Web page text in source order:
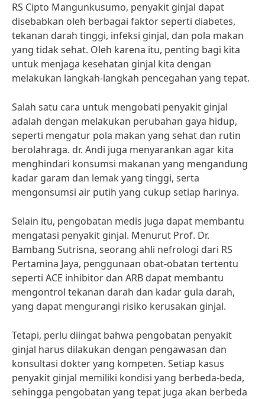
RS Cipto Mangunkusumo, penyakit ginjal dapat
disebabkan oleh berbagai faktor seperti diabetes,
tekanan darah tinggi, infeksi ginjal, dan pola makan
yang tidak sehat. Oleh karena itu, penting bagi kita
untuk menjaga kesehatan ginjal kita dengan
melakukan langkah-langkah pencegahan yang tepat.
Salah satu cara untuk mengobati penyakit ginjal
adalah dengan melakukan perubahan gaya hidup,
seperti mengatur pola makan yang sehat dan rutin
berolahraga. dr. Andi juga menyarankan agar kita
menghindari konsumsi makanan yang mengandung
kadar garam dan lemak yang tinggi, serta
mengonsumsi air putih yang cukup setiap harinya.
Selain itu, pengobatan medis juga dapat membantu
mengatasi penyakit ginjal. Menurut Prof. Dr.
Bambang Sutrisna, seorang ahli nefrologi dari RS
Pertamina Jaya, penggunaan obat-obatan tertentu
seperti ACE inhibitor dan ARB dapat membantu
mengontrol tekanan darah dan kadar gula darah,
yang dapat mengurangi risiko kerusakan ginjal.
Tetapi, perlu diingat bahwa pengobatan penyakit
ginjal harus dilakukan dengan pengawasan dan
konsultasi dokter yang kompeten. Setiap kasus
penyakit ginjal memiliki kondisi yang berbeda-beda,
sehingga pengobatan yang tepat juga akan berbeda